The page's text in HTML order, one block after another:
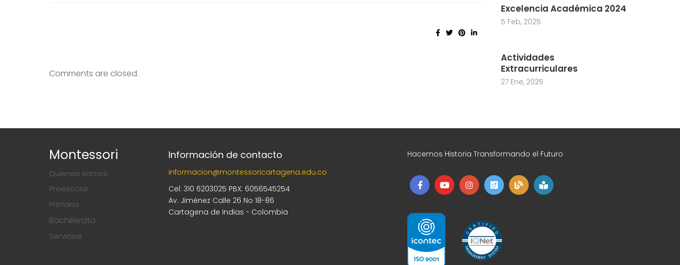
Comments are closed.
Excelencia Académica 2024
5 Feb, 2025
Actividades
Extracurriculares
27 Ene, 2025
Montessori
Quienes somos
Preescolar
Primaria
Bachillerato
Servicios
Información de contacto
informacion@montessoricartagena.edu.co
Cel: 310 6203025 PBX: 6056545254
Av. Jiménez Calle 26 No 18-86
Cartagena de Indias - Colombia
Hacemos Historia Transformando el Futuro